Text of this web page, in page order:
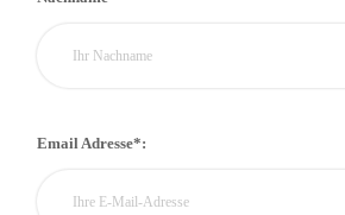
Email Adresse*: